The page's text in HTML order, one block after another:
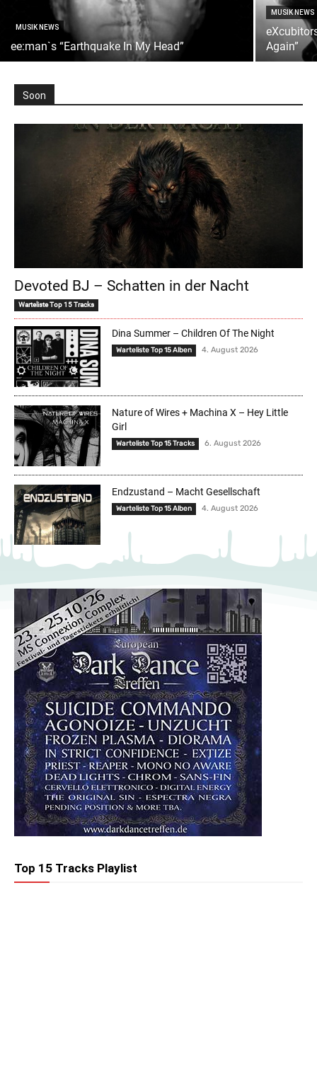
MUSIK NEWS
ee:man`s “Earthquake In My Head”
MUSIK NEWS
Again”
Soon
Devoted BJ – Schatten in der Nacht
Warteliste Top 15 Tracks
Dina Summer – Children Of The Night
Warteliste Top 15 Alben 4. August 2026
Nature of Wires + Machina X – Hey Little
Girl
Warteliste Top 15 Tracks 6. August 2026
Endzustand – Macht Gesellschaft
Warteliste Top 15 Alben 4. August 2026
Top 15 Tracks Playlist